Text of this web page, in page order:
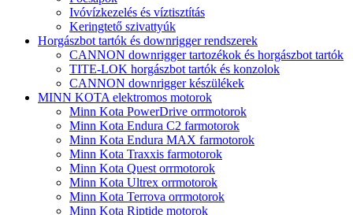
Ivóvízkezelés és víztisztítás
Keringtető szivattyúk
Horgászbot tartók és downrigger rendszerek
CANNON downrigger tartozékok és horgászbot tartók
TITE-LOK horgászbot tartók és konzolok
CANNON downrigger készülékek
MINN KOTA elektromos motorok
Minn Kota PowerDrive orrmotorok
Minn Kota Endura C2 farmotorok
Minn Kota Endura MAX farmotorok
Minn Kota Traxxis farmotorok
Minn Kota Quest orrmotorok
Minn Kota Ultrex orrmotorok
Minn Kota Terrova orrmotorok
Minn Kota Riptide motorok